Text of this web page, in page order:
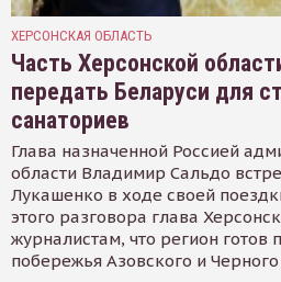
ХЕРСОНСКАЯ ОБЛАСТЬ
Часть Херсонской
передать Беларуси для
санаториев
Глава назначенной Россией
области Владимир Сальдо
Лукашенко в ходе своей
этого разговора глава
журналистам, что регион готов
побережья Азовского и